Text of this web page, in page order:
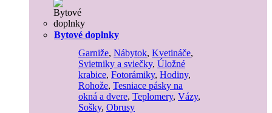
Bytové doplnky
Garniže, Nábytok, Kvetináče,
Svietniky a sviečky, Úložné
krabice, Fotorámiky, Hodiny,
Rohože, Tesniace pásky na
okná a dvere, Teplomery, Vázy,
Sošky, Obrusy